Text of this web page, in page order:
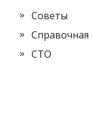
Советы
Справочная
СТО